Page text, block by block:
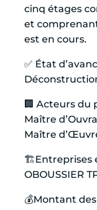
cinq étages
et
est en cours.
✅ État
🏢 Acteurs du
Maître
Maître
🏗️Entreprises
OBOUSSIER
💰Montant